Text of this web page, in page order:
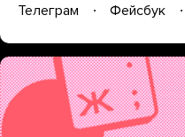
Телеграм Фейсбук